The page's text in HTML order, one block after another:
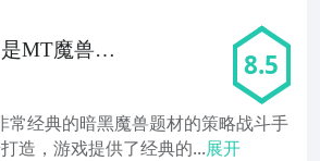
MT魔兽挂
8.5
常经典的暗黑魔兽题材的策略战斗手
造，游戏提供了经典的...展开